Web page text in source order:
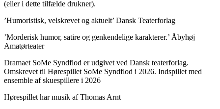
(eller i dette tilfælde drukner).
’Humoristisk, velskrevet og aktuelt’ Dansk Teaterforlag
’Morderisk humor, satire og genkendelige karakterer.’ Åbyhøj
Amatørteater
Dramaet SoMe Syndflod er udgivet ved Dansk teaterforlag.
Omskrevet til Hørespillet SoMe Syndflod i 2026. Indspillet med
ensemble af skuespillere i 2026
Hørespillet har musik af Thomas Arnt